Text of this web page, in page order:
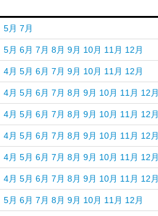
5月 7月
5月 6月 7月 8月 9月 10月 11月 12月
4月 5月 6月 7月 9月 10月 11月 12月
4月 5月 6月 7月 8月 9月 10月 11月 12月
4月 5月 6月 7月 8月 9月 10月 11月 12月
4月 5月 6月 7月 8月 9月 10月 11月 12月
4月 5月 6月 7月 8月 9月 10月 11月 12月
4月 5月 6月 7月 8月 9月 10月 11月 12月
5月 6月 7月 8月 9月 10月 11月 12月